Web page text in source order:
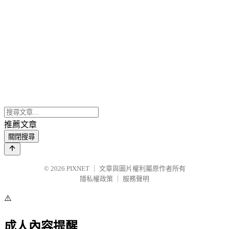
推薦文章
關閉搜尋
© 2026 PIXNET
文章與圖片權利屬原作者所有
隱私權政策
服務聲明
⚠️
成人內容提醒